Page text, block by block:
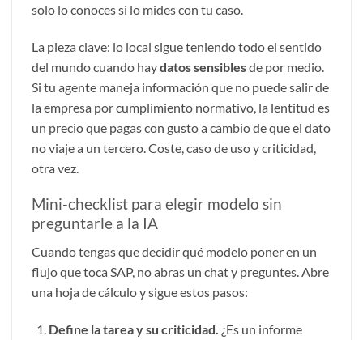
solo lo conoces si lo mides con tu caso.
La pieza clave: lo local sigue teniendo todo el sentido
del mundo cuando haydatos sensiblesde por medio.
Si tu agente maneja información que no puede salir de
la empresa por cumplimiento normativo, la lentitud es
un precio que pagas con gusto a cambio de que el dato
no viaje a un tercero. Coste, caso de uso y criticidad,
otra vez.
Mini-checklist para elegir modelo sin
preguntarle a la IA
Cuando tengas que decidir qué modelo poner en un
flujo que toca SAP, no abras un chat y preguntes. Abre
una hoja de cálculo y sigue estos pasos:
Define la tarea y su criticidad. ¿Es un informe